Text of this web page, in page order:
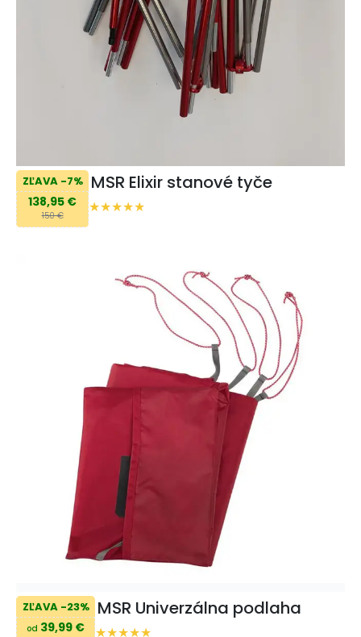
ZĽAVA -7%
138,95 €
150 €
MSR Elixir stanové tyče
ZĽAVA -23%
od 39,99 €
MSR Univerzálna podlaha